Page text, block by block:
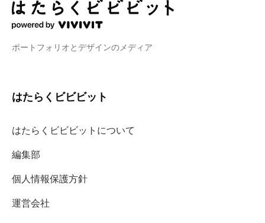
ポートフォリオとデザインのメディア
はたらくビビビット
はたらくビビビットについて
編集部
個人情報保護方針
運営会社